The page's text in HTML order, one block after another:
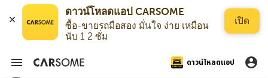
ดาวน์โหลดแอป CARSOME
ซื้อ-ขายรถมือสอง มั่นใจ ง่าย เหมือน
นับ 1 2 ซั่ม
เปิด
ดาวน์โหลดแอป